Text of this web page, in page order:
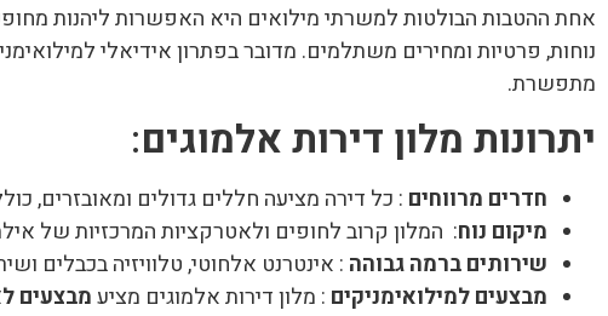
אחת ההטבות הבולטות למשרתי מילואים היא האפשרות ליהנות
נוחות, פרטיות ומחירים משתלמים. מדובר בפתרון אידיאלי
מתפשרת.
יתרונות מלון דירות אלמוגים:
חדרים מרווחים : כל דירה מציעה חללים גדולים ומאובזרים,
מיקום נוח: המלון קרוב לחופים ולאטרקציות המרכזיות של
שירותים ברמה גבוהה : אינטרנט אלחוטי, טלוויזיה בכבלים
מבצעים למילואימניקים : מלון דירות אלמוגים מציעמבצעים